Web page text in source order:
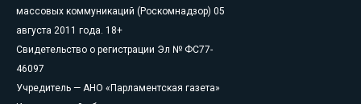
массовых коммуникаций (Роскомнадзор) 05
августа 2011 года. 18+
Свидетельство о регистрации Эл № ФС77-
46097
Учредитель — АНО «Парламентская газета»